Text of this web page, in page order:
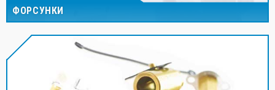
ФОРСУНКИ